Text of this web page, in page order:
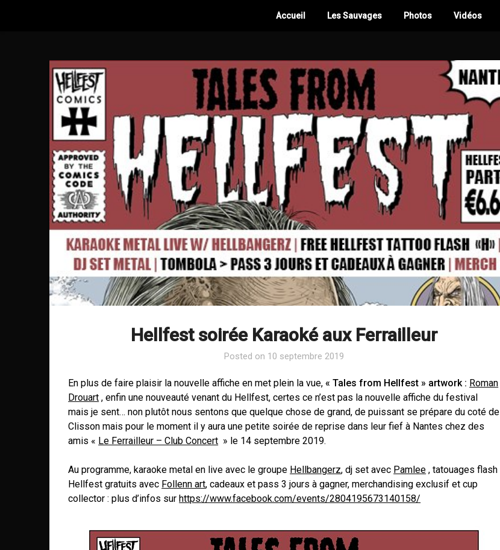
Accueil Les Sauvages Photos Vidéos
Hellfest soirée Karaoké aux Ferrailleur
Posted on 10 septembre 2019
En plus de faire plaisir la nouvelle affiche en met plein la vue,« Tales from Hellfest » artwork : Roman
Drouart , enfin une nouveauté venant du Hellfest, certes ce n’est pas la nouvelle affiche du festival
mais je sent… non plutôt nous sentons que quelque chose de grand, de puissant se prépare du coté de
Clisson mais pour le moment il y aura une petite soirée de reprise dans leur fief à Nantes chez des
amis « Le Ferrailleur – Club Concert » le 14 septembre 2019.
Au programme, karaoke metal en live avec le groupe Hellbangerz, dj set avec Pamlee , tatouages flash
Hellfest gratuits avec Follenn art, cadeaux et pass 3 jours à gagner, merchandising exclusif et cup
collector : plus d’infos surhttps://www.facebook.com/events/2804195673140158/